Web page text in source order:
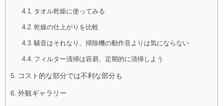
タオル乾燥に使ってみる
乾燥の仕上がりを比較
騒音はそれなり、掃除機の動作音よりは気にならない
フィルター清掃は容易、定期的に清掃しよう
コスト的な部分では不利な部分も
外観ギャラリー